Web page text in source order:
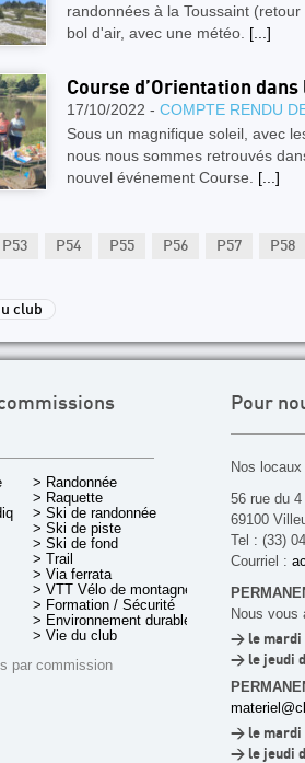
randonnées à la Toussaint
bol d'air, avec une météo. [...]
Course d’Orientation
17/10/2022 - COMPTE RENDU
Sous un magnifique soleil, avec
nous nous sommes retrouvés
nouvel événement Course. [...]
P53 P54 P55 P56 P57 P58
club
> Randonnée
> Raquette
> Ski de randonnée
> Ski de piste
> Ski de fond
> Trail
> Via ferrata
> VTT Vélo de montagne
> Formation / Sécurité
> Environnement durable
> Vie du club
par commission
Pour
Nos
56 rue du
69100
Tel : (33)
Courriel :
Nous vous
> le mardi
> le jeudi
> le mardi
> le jeudi